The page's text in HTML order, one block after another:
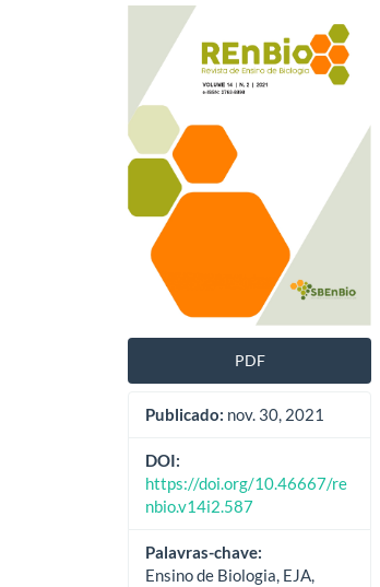
Barra
lateral
de
artigos
PDF
Publicado: nov. 30, 2021
DOI:
https://doi.org/10.46667/re
nbio.v14i2.587
Palavras-chave:
Ensino de Biologia, EJA,